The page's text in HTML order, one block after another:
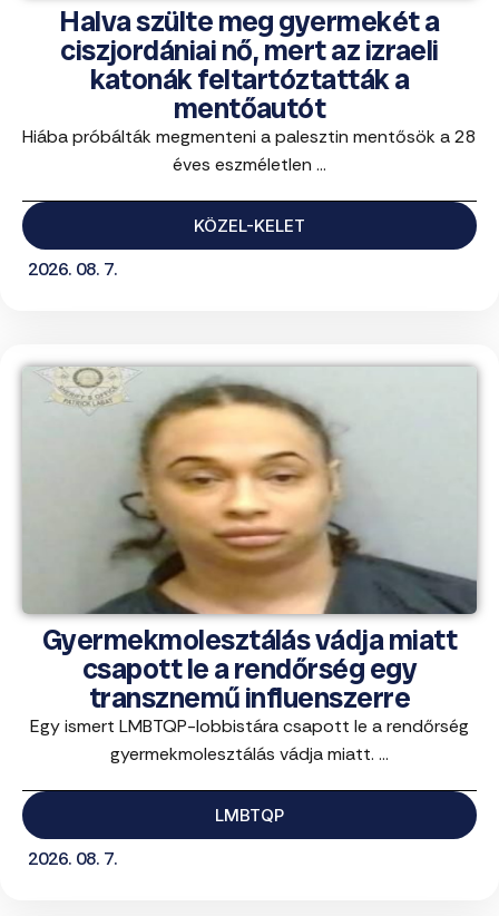
Halva szülte meg gyermekét a
ciszjordániai nő, mert az izraeli
katonák feltartóztatták a
mentőautót
Hiába próbálták megmenteni a palesztin mentősök a 28
éves eszméletlen ...
KÖZEL-KELET
2026. 08. 7.
Gyermekmolesztálás vádja miatt
csapott le a rendőrség egy
transznemű influenszerre
Egy ismert LMBTQP-lobbistára csapott le a rendőrség
gyermekmolesztálás vádja miatt. ...
LMBTQP
2026. 08. 7.